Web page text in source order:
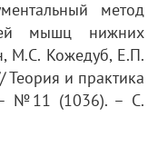
метод
мышц нижних
М.С. Кожедуб, Е.П.
Теория и практика
– №11 (1036). – С.